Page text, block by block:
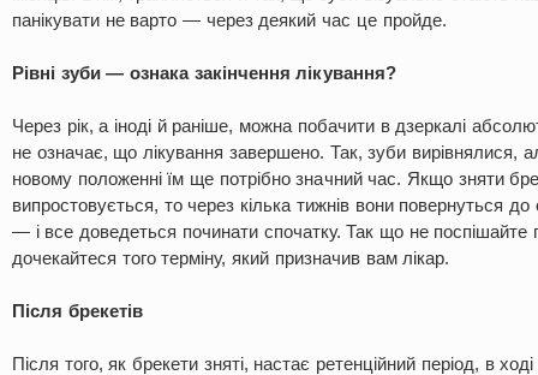
панікувати не варто — через деякий час це пройде.
Рівні зуби — ознака закінчення лікування?
Через рік, а іноді й раніше, можна побачити в дзеркалі
не означає, що лікування завершено. Так, зуби вирівнялися,
новому положенні їм ще потрібно значний час. Якщо зняти
випростовується, то через кілька тижнів вони повернуться
— і все доведеться починати спочатку. Так що не поспішайте
дочекайтеся того терміну, який призначив вам лікар.
Після брекетів
Після того, як брекети зняті, настає ретенційний період, в